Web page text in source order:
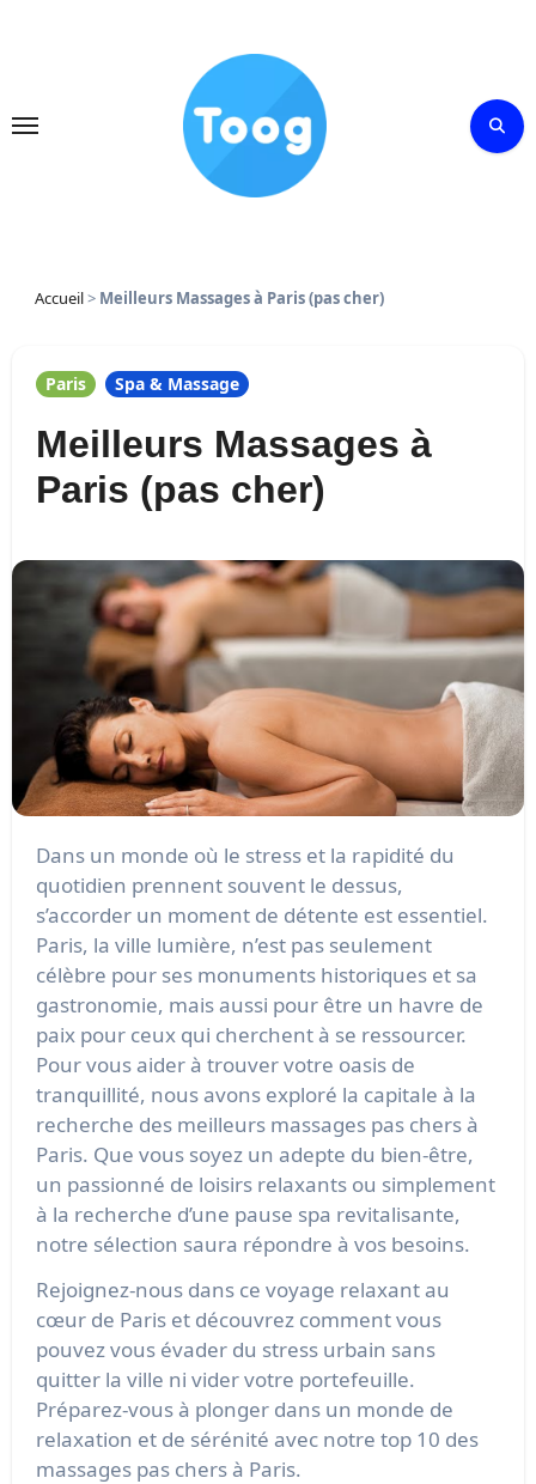
Accueil> Meilleurs Massages à Paris (pas cher)
Paris Spa & Massage
Meilleurs Massages à
Paris (pas cher)
Dans un monde où le stress et la rapidité du
quotidien prennent souvent le dessus,
s’accorder un moment de détente est essentiel.
Paris, la ville lumière, n’est pas seulement
célèbre pour ses monuments historiques et sa
gastronomie, mais aussi pour être un havre de
paix pour ceux qui cherchent à se ressourcer.
Pour vous aider à trouver votre oasis de
tranquillité, nous avons exploré la capitale à la
recherche des meilleurs massages pas chers à
Paris. Que vous soyez un adepte du bien-être,
un passionné de loisirs relaxants ou simplement
à la recherche d’une pause spa revitalisante,
notre sélection saura répondre à vos besoins.
Rejoignez-nous dans ce voyage relaxant au
cœur de Paris et découvrez comment vous
pouvez vous évader du stress urbain sans
quitter la ville ni vider votre portefeuille.
Préparez-vous à plonger dans un monde de
relaxation et de sérénité avec notre top 10 des
massages pas chers à Paris.